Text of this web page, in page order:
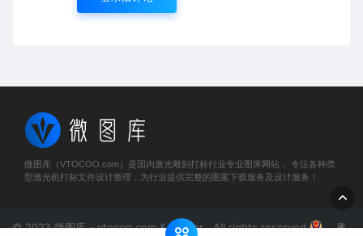
微图库（VTOCOO.com）是国内激光雕刻打标行业专业图库网站， 专注各种类
型激光机打标文件设计整理，为行业提供完整的图案下载服务及设计服务！
© 2023 微图库 - vtocoo.com & Lancer . All rights reserved 粤